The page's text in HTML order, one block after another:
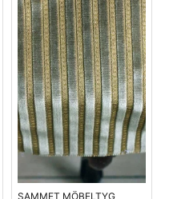
SAMMET MÖBELTYG